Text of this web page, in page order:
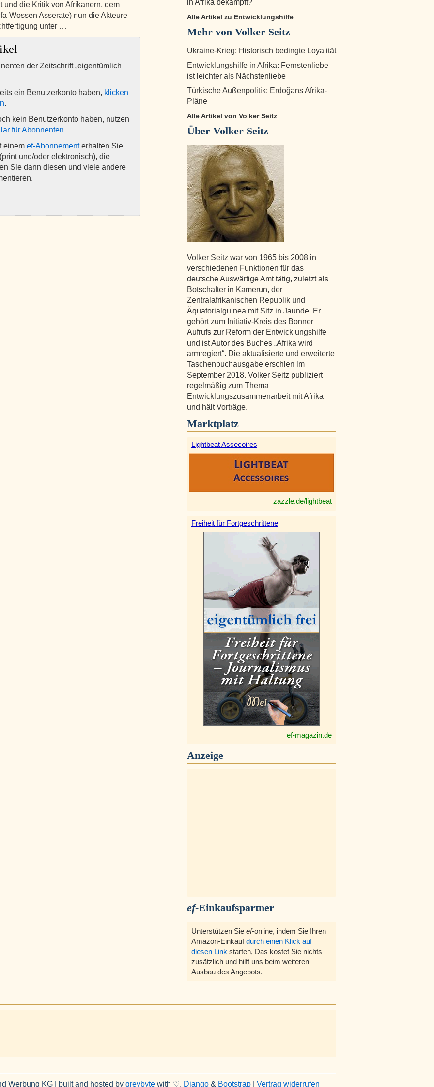
die Kritik von Afrikanern, dem
Wossen Asserate) nun die Akteure
unter …
der Zeitschrift „eigentümlich
ein Benutzerkonto haben, klicken
.
kein Benutzerkonto haben, nutzen
für Abonnenten.
einem ef-Abonnementerhalten Sie
und/oder elektronisch), die
Sie dann diesen und viele andere
in Afrika bekämpft?
Alle Artikel zu Entwicklungshilfe
Mehr von Volker Seitz
Ukraine-Krieg: Historisch bedingte Loyalität
Entwicklungshilfe in Afrika: Fernstenliebe
ist leichter als Nächstenliebe
Türkische Außenpolitik: Erdoğans Afrika-
Pläne
Alle Artikel von Volker Seitz
Über Volker Seitz
Volker Seitz war von 1965 bis 2008 in
verschiedenen Funktionen für das
deutsche Auswärtige Amt tätig, zuletzt als
Botschafter in Kamerun, der
Zentralafrikanischen Republik und
Äquatorialguinea mit Sitz in Jaunde. Er
gehört zum Initiativ-Kreis des Bonner
Aufrufs zur Reform der Entwicklungshilfe
und ist Autor des Buches „Afrika wird
armregiert“. Die aktualisierte und erweiterte
Taschenbuchausgabe erschien im
September 2018. Volker Seitz publiziert
regelmäßig zum Thema
Entwicklungszusammenarbeit mit Afrika
und hält Vorträge.
Marktplatz
Lightbeat Assecoires
zazzle.de/lightbeat
Freiheit für Fortgeschrittene
ef-magazin.de
Anzeige
ef-Einkaufspartner
Unterstützen Sie ef-online, indem Sie Ihren
Amazon-Einkaufdurch einen Klick auf
diesen Link starten, Das kostet Sie nichts
zusätzlich und hilft uns beim weiteren
Ausbau des Angebots.
Werbung KG | built and hosted by greybyte with ♡, Django & Bootstrap Vertrag widerrufen